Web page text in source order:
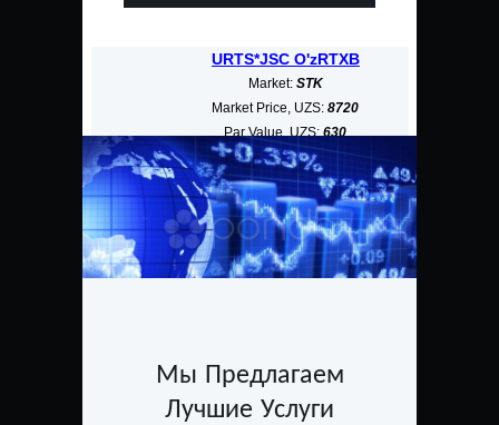
URTS*JSC O'zRTXB
Market:STK
Market Price, UZS:8720
Par Value, UZS:630
Market Cap, bn UZS:3268,187
Мы Предлагаем
Лучшие Услуги